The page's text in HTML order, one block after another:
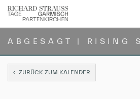
ABGESAGT | RISING
ZURÜCK ZUM KALENDER